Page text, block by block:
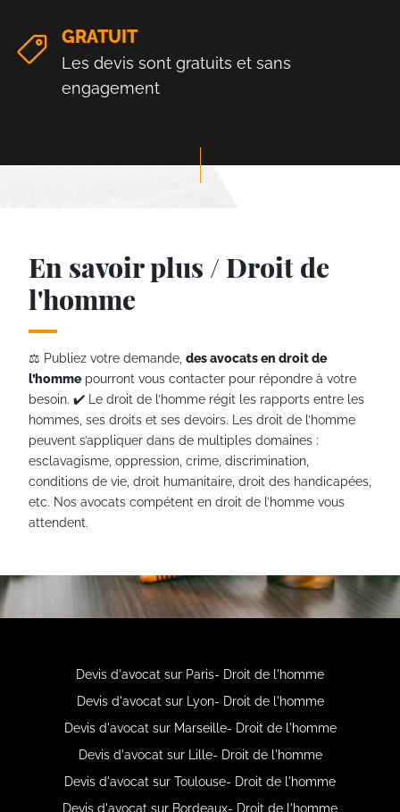
GRATUIT
Les devis sont gratuits et sans
engagement
En savoir plus / Droit de
l'homme
⚖️ Publiez votre demande, des avocats en droit de
l’hommepourront vous contacter pour répondre à votre
besoin. ✔️ Le droit de l’homme régit les rapports entre les
hommes, ses droits et ses devoirs. Les droit de l’homme
peuvent s’appliquer dans de multiples domaines :
esclavagisme, oppression, crime, discrimination,
conditions de vie, droit humanitaire, droit des handicapées,
etc. Nos avocats compétent en droit de l’homme vous
attendent.
Devis d'avocat sur Paris- Droit de l'homme
Devis d'avocat sur Lyon- Droit de l'homme
Devis d'avocat sur Marseille- Droit de l'homme
Devis d'avocat sur Lille- Droit de l'homme
Devis d'avocat sur Toulouse- Droit de l'homme
Devis d'avocat sur Bordeaux- Droit de l'homme